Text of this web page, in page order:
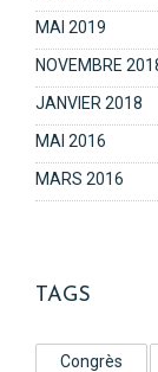
MAI 2019
NOVEMBRE
JANVIER 2018
MAI 2016
MARS 2016
TAGS
Congrès